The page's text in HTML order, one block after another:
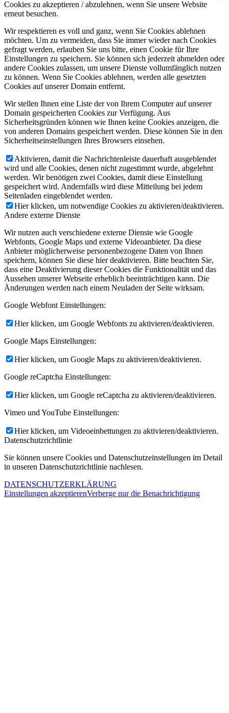
Cookies zu akzeptieren / abzulehnen, wenn Sie unsere Website
erneut besuchen.
Wir respektieren es voll und ganz, wenn Sie Cookies ablehnen
möchten. Um zu vermeiden, dass Sie immer wieder nach Cookies
gefragt werden, erlauben Sie uns bitte, einen Cookie für Ihre
Einstellungen zu speichern. Sie können sich jederzeit abmelden oder
andere Cookies zulassen, um unsere Dienste vollumfänglich nutzen
zu können. Wenn Sie Cookies ablehnen, werden alle gesetzten
Cookies auf unserer Domain entfernt.
Wir stellen Ihnen eine Liste der von Ihrem Computer auf unserer
Domain gespeicherten Cookies zur Verfügung. Aus
Sicherheitsgründen können wie Ihnen keine Cookies anzeigen, die
von anderen Domains gespeichert werden. Diese können Sie in den
Sicherheitseinstellungen Ihres Browsers einsehen.
Aktivieren, damit die Nachrichtenleiste dauerhaft ausgeblendet
wird und alle Cookies, denen nicht zugestimmt wurde, abgelehnt
werden. Wir benötigen zwei Cookies, damit diese Einstellung
gespeichert wird. Andernfalls wird diese Mitteilung bei jedem
Seitenladen eingeblendet werden.
Hier klicken, um notwendige Cookies zu aktivieren/deaktivieren.
Andere externe Dienste
Wir nutzen auch verschiedene externe Dienste wie Google
Webfonts, Google Maps und externe Videoanbieter. Da diese
Anbieter möglicherweise personenbezogene Daten von Ihnen
speichern, können Sie diese hier deaktivieren. Bitte beachten Sie,
dass eine Deaktivierung dieser Cookies die Funktionalität und das
Aussehen unserer Webseite erheblich beeinträchtigen kann. Die
Änderungen werden nach einem Neuladen der Seite wirksam.
Google Webfont Einstellungen:
Hier klicken, um Google Webfonts zu aktivieren/deaktivieren.
Google Maps Einstellungen:
Hier klicken, um Google Maps zu aktivieren/deaktivieren.
Google reCaptcha Einstellungen:
Hier klicken, um Google reCaptcha zu aktivieren/deaktivieren.
Vimeo und YouTube Einstellungen:
Hier klicken, um Videoeinbettungen zu aktivieren/deaktivieren.
Datenschutzrichtlinie
Sie können unsere Cookies und Datenschutzeinstellungen im Detail
in unseren Datenschutzrichtlinie nachlesen.
DATENSCHUTZERKLÄRUNG
Einstellungen akzeptierenVerberge nur die Benachrichtigung